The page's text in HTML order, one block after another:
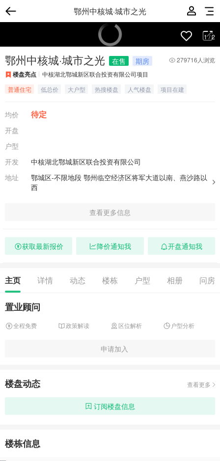
鄂州中核城·城市之光
1/2
鄂州中核城·城市之光 在售 期房 279716人浏览
楼盘亮点
中核湖北鄂城新区联合投资有限公司项目
普通住宅
低总价 大户型 热搜楼盘 人气楼盘 项目在建
均价 待定
开盘
户型
开发
中核湖北鄂城新区联合投资有限公司
地址
鄂城区-不限地段 鄂州临空经济区将军大道以南、燕沙路以
西
查看更多信息
获取最新报价 降价通知我 开盘通知我
主页 详情 动态 楼栋 户型 相册 问房
置业顾问
全程免费 政策解读 区位解析 户型分析
申请加入
楼盘动态 查看更多
订阅楼盘信息
楼栋信息